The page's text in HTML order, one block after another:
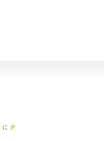
に テ